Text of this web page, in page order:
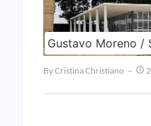
Gustavo Moreno /
ByCristina Christiano